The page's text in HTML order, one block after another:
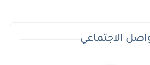
الاجتماعي